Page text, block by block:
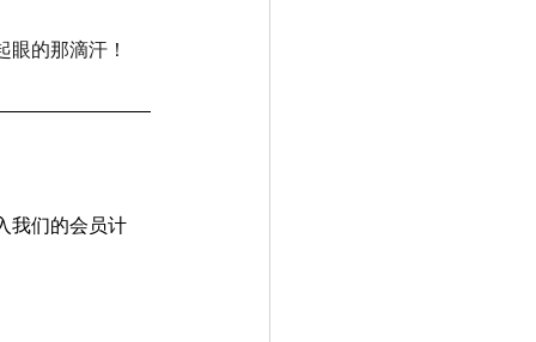
的那滴汗！
我们的会员计